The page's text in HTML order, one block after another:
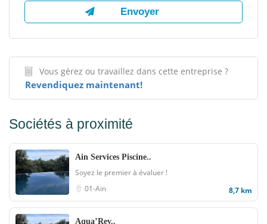
Vous gérez ou travaillez dans cette entreprise ?
Revendiquez maintenant!
Sociétés à proximité
Ain Services Piscine..
Soyez le premier à évaluer !
01-Ain
8,7 km
Aqua’Rev..